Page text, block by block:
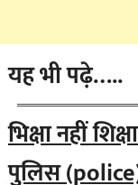
यह भी पढ़े…..
भिक्षा नहीं
पुलिस